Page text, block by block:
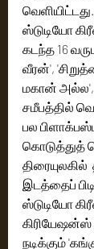
வெளியிட்டது.
ஸ்டுடியோ
கடந்த 16
வீரன்',
மகான் அல்ல',
சமீபத்தில்
பல
கொடுத்துத்
திரையுலகில்
இடத்தைப்
ஸ்டுடியோ
நடிக்கும்